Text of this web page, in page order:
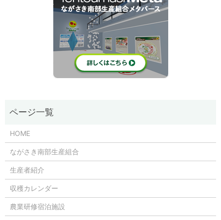
HOME
ながさき南部生産組合
生産者紹介
収穫カレンダー
農業研修宿泊施設